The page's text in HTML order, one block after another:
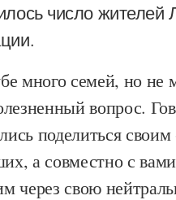
число жителей
семей, но не
вопрос.
поделиться
а совместно с
через свою